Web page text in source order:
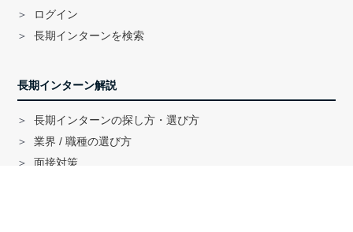
ログイン
長期インターンを検索
長期インターン解説
長期インターンの探し方・選び方
業界 / 職種の選び方
面接対策